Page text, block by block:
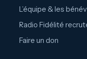
L’équipe & les
Radio Fidélité
Faire un don